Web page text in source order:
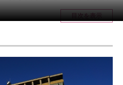
目次を表示